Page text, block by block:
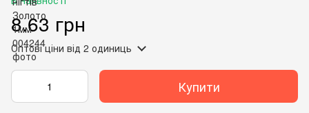
8.63 грн
Оптові ціни від 2 одиниць
Купити